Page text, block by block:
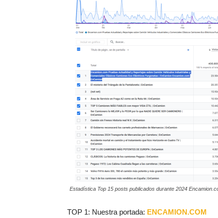
Estadística Top 15 posts publicados durante 2024
TOP 1: Nuestra portada: ENCAMION.COM